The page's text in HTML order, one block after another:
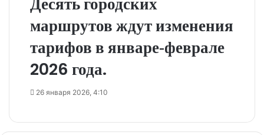
маршрутов ждут изменения
тарифов в январе‑феврале
2026 года.
26 января 2026, 4:10